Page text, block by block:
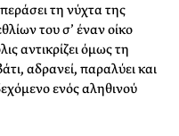
τη νύχτα της
του σ’ έναν οίκο
αντικρίζει όμως τη
αδρανεί, παραλύει και
ενός αληθινού